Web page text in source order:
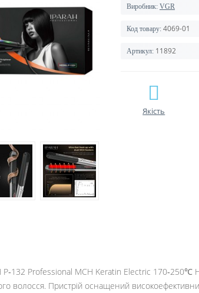
Виробник: VGR
Код товару: 4069-01
Артикул: 11892
Якість
Professional MCH Keratin Electric
волосся. Пристрій оснащений